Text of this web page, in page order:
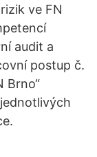
ve FN
audit a
postup č.
Brno“